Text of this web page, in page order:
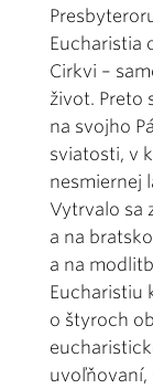
Eucharistia
Cirkvi –
život. Preto
na svojho
sviatosti, v
nesmiernej
Vytrvalo sa
a na
a na
Eucharistiu
o štyroch
uvoľňovaní,